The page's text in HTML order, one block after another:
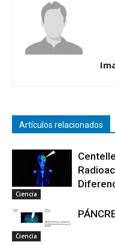
Artículos relacionados
Ciencia
Ciencia